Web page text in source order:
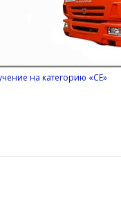
на категорию «СЕ»